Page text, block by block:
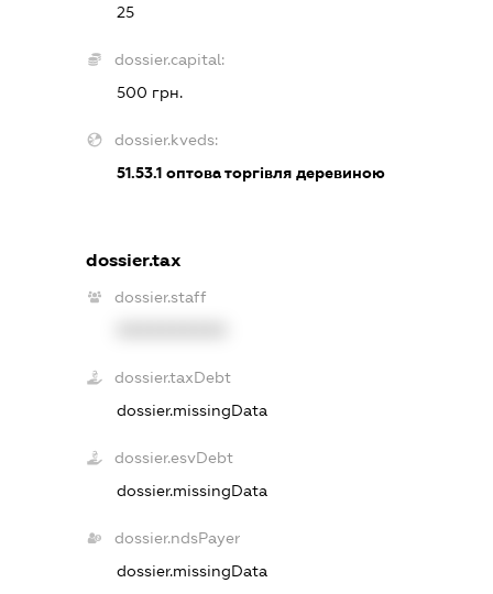
25
dossier.capital:
500 грн.
dossier.kveds:
51.53.1 оптова торгівля деревиною
dossier.tax
dossier.staff
dossier.taxDebt
dossier.missingData
dossier.esvDebt
dossier.missingData
dossier.ndsPayer
dossier.missingData